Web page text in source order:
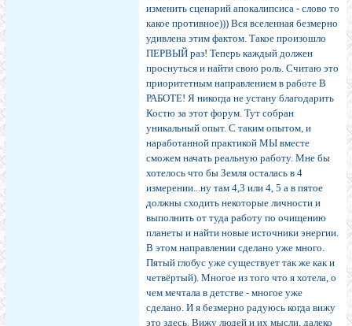
изменить сценарий апокалипсиса - слово то
какое противное))) Вся вселенная безмерно
удивлена этим фактом. Такое произошло
ПЕРВЫЙ раз! Теперь каждый должен
проснуться и найти свою роль. Считаю это
приоритетным направлением в работе В
РАБОТЕ! Я никогда не устану благодарить
Костю за этот форум. Тут собран
уникальный опыт. С таким опытом, и
наработанной практикой МЫ вместе
сможем начать реальную работу. Мне бы
хотелось что бы Земля осталась в 4
измерении...ну там 4,3 или 4, 5 а в пятое
должны сходить некоторые личности и
выполнить от туда работу по очищению
планеты и найти новые источники энергии.
В этом направлении сделано уже много.
Пятый глобус уже существует так же как и
четвёртый). Многое из того что я хотела, о
чем мечтала в детстве - многое уже
сделано. И я безмерно радуюсь когда вижу
это здесь. Вижу людей и их мысли, далеко